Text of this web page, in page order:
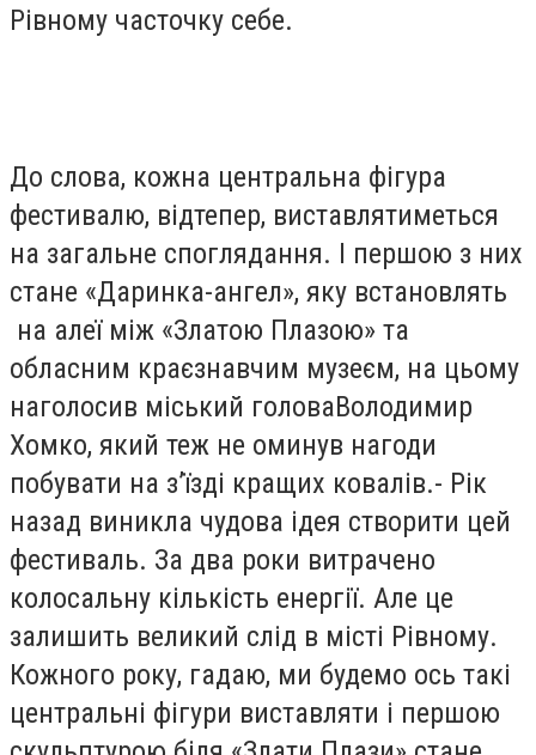
Рівному часточку себе.
До слова, кожна центральна фігура
фестивалю, відтепер, виставлятиметься
на загальне споглядання. І першою з них
стане «Даринка-ангел», яку встановлять
на алеї між «Златою Плазою» та
обласним краєзнавчим музеєм, на цьому
наголосив міський головаВолодимир
Хомко, який теж не оминув нагоди
побувати на з’їзді кращих ковалів.- Рік
назад виникла чудова ідея створити цей
фестиваль. За два роки витрачено
колосальну кількість енергії. Але це
залишить великий слід в місті Рівному.
Кожного року, гадаю, ми будемо ось такі
центральні фігури виставляти і першою